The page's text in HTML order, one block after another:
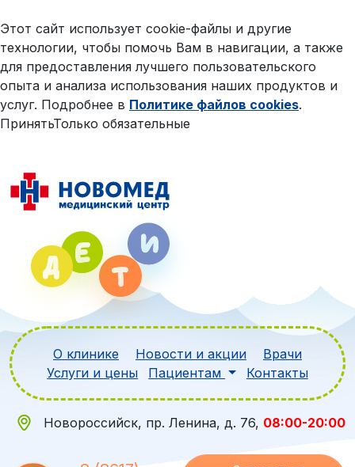
Этот сайт использует cookie-файлы и другие
технологии, чтобы помочь Вам в навигации, а также
для предоставления лучшего пользовательского
опыта и анализа использования наших продуктов и
услуг. Подробнее в Политике файлов cookies.
ПринятьТолько обязательные
О клинике Новости и акции
Врачи
Услуги и цены
Пациентам Контакты
Новороссийск, пр. Ленина, д. 76, 08:00-20:00